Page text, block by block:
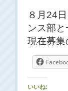
８月24
ンス部
現在募
いいね: